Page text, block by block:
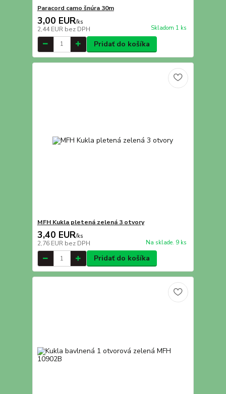
Paracord camo šnúra 30m
3,00 EUR/ks
2,44 EUR bez DPH Skladom 1 ks
Pridať do košíka
MFH Kukla pletená zelená 3 otvory
3,40 EUR/ks
2,76 EUR bez DPH Na sklade. 9 ks
Pridať do košíka